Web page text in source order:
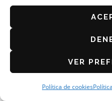
VER
Política de cookies